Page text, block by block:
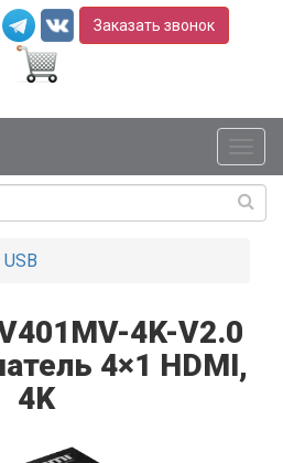
Заказать звонок
4K-V2.0
4×1 HDMI,
4K